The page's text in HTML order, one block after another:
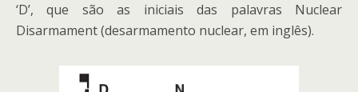
‘D’, que são as iniciais das palavras Nuclear
Disarmament (desarmamento nuclear, em inglês).